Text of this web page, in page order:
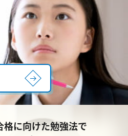
格に向けた勉強法で